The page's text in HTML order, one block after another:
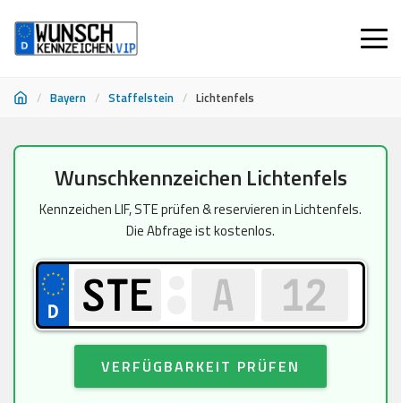
/ Bayern / Staffelstein / Lichtenfels
springen
Wunschkennzeichen Lichtenfels
Kennzeichen LIF, STE prüfen & reservieren in Lichtenfels.
Die Abfrage ist kostenlos.
VERFÜGBARKEIT PRÜFEN